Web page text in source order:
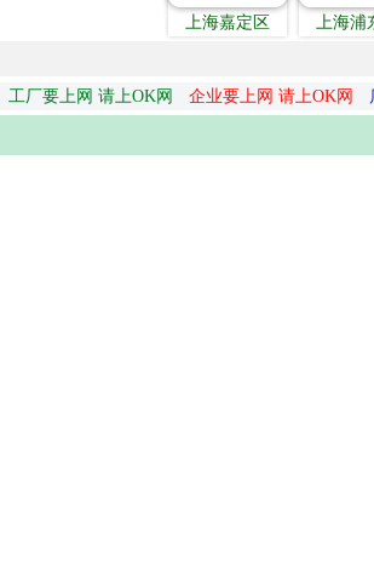
上海嘉定区 上海浦
工厂要上网 请上OK网
企业要上网 请上OK网